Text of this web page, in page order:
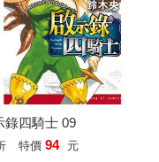
錄四騎士 09
特價 94 元